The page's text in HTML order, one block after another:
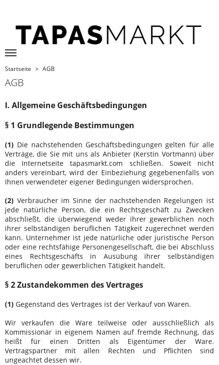
Startseite AGB
AGB
I. Allgemeine Geschäftsbedingungen
§ 1 Grundlegende Bestimmungen
(1) Die nachstehenden Geschäftsbedingungen gelten für alle
Verträge, die Sie mit uns als Anbieter (Kerstin Vortmann) über
die Internetseite tapasmarkt.com schließen. Soweit nicht
anders vereinbart, wird der Einbeziehung gegebenenfalls von
Ihnen verwendeter eigener Bedingungen widersprochen.
(2) Verbraucher im Sinne der nachstehenden Regelungen ist
jede natürliche Person, die ein Rechtsgeschäft zu Zwecken
abschließt, die überwiegend weder ihrer gewerblichen noch
ihrer selbständigen beruflichen Tätigkeit zugerechnet werden
kann. Unternehmer ist jede natürliche oder juristische Person
oder eine rechtsfähige Personengesellschaft, die bei Abschluss
eines Rechtsgeschäfts in Ausübung ihrer selbständigen
beruflichen oder gewerblichen Tätigkeit handelt.
§ 2 Zustandekommen des Vertrages
(1) Gegenstand des Vertrages ist der Verkauf von Waren.
Wir verkaufen die Ware teilweise oder ausschließlich als
Kommissionär in eigenem Namen auf fremde Rechnung, das
heißt für einen Dritten als Eigentümer der Ware.
Vertragspartner mit allen Rechten und Pflichten sind
ungeachtet dessen wir.